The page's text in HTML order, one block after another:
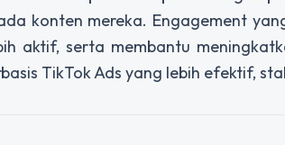
konten mereka. Engagement
aktif, serta membantu
TikTok Ads yang lebih efektif,